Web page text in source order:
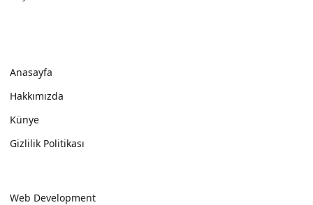
Anasayfa
Hakkımızda
Künye
Gizlilik Politikası
Web Development